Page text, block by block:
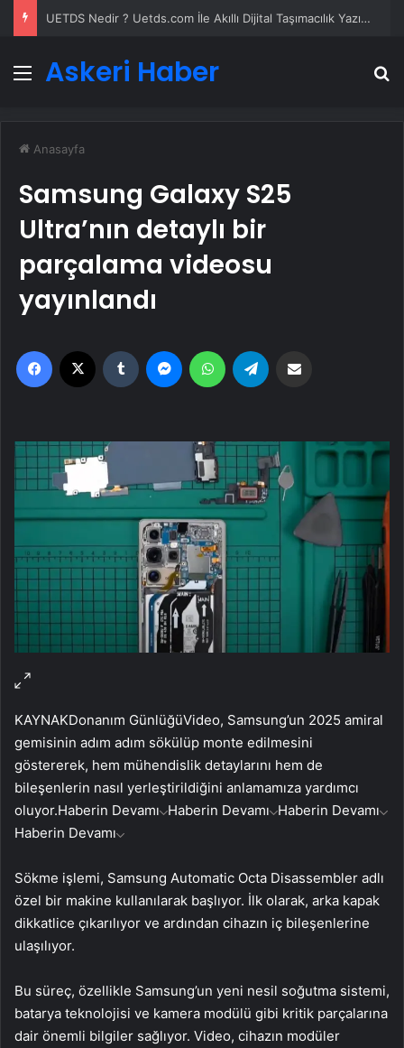
UETDS Nedir ? Uetds.com İle Akıllı Dijital Taşımacılık Yazılımı
Menü
Askeri Haber
Anasayfa
Samsung Galaxy S25
Ultra’nın detaylı bir
parçalama videosu
yayınlandı
Facebook Tumblr MessengerWhatsApp
KAYNAKDonanım GünlüğüVideo, Samsung’un 2025 amiral
gemisinin adım adım sökülüp monte edilmesini
göstererek, hem mühendislik detaylarını hem de
bileşenlerin nasıl yerleştirildiğini anlamamıza yardımcı
oluyor.Haberin Devamı Haberin Devamı Haberin Devamı
Haberin Devamı
Sökme işlemi, Samsung Automatic Octa Disassembler adlı
özel bir makine kullanılarak başlıyor. İlk olarak, arka kapak
dikkatlice çıkarılıyor ve ardından cihazın iç bileşenlerine
ulaşılıyor.
Bu süreç, özellikle Samsung’un yeni nesil soğutma sistemi,
batarya teknolojisi ve kamera modülü gibi kritik parçalarına
dair önemli bilgiler sağlıyor. Video, cihazın modüler